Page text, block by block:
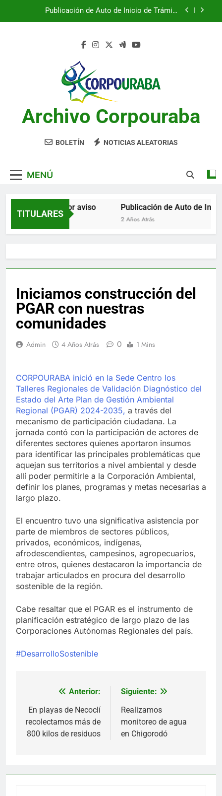
Publicación de Auto de Inicio de Trámite
Notificación por aviso
Publicación de Auto de Inicio de Trámite
Publicación de Auto de Inicio de Trámite
CITACIONES
Archivo Corpouraba
BOLETÍN NOTICIAS ALEATORIAS
MENÚ
TITULARES
Notificación por aviso
2 Años Atrás
Publicación de Auto de
2 Años Atrás
Iniciamos construcción del
PGAR con nuestras
comunidades
Admin 4 Años Atrás 0 1 Mins
CORPOURABA inició en la Sede Centro los
Talleres Regionales de Validación Diagnóstico del
Estado del Arte Plan de Gestión Ambiental
Regional (PGAR) 2024-2035, a través del
mecanismo de participación ciudadana. La
jornada contó con la participación de actores de
diferentes sectores quienes aportaron insumos
para identificar las principales problemáticas que
aquejan sus territorios a nivel ambiental y desde
allí poder permitirle a la Corporación Ambiental,
definir los planes, programas y metas necesarias a
largo plazo.
El encuentro tuvo una significativa asistencia por
parte de miembros de sectores públicos,
privados, económicos, indígenas,
afrodescendientes, campesinos, agropecuarios,
entre otros, quienes destacaron la importancia de
trabajar articulados en procura del desarrollo
sostenible de la región.
Cabe resaltar que el PGAR es el instrumento de
planificación estratégico de largo plazo de las
Corporaciones Autónomas Regionales del país.
#DesarrolloSostenible
Navegación
de
entradas
Anterior:
En playas de Necoclí
recolectamos más de
800 kilos de residuos
Siguiente:
Realizamos
monitoreo de agua
en Chigorodó